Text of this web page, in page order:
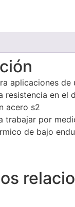
aplicaciones
resistencia en el
acero s2
trabajar por
de bajo